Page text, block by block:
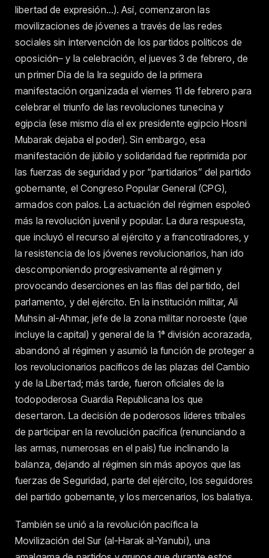
libertad de expresión…). Así, comenzaron las
movilizaciones de jóvenes a través de las redes
sociales sin intervención de los partidos políticos de
oposición– y la celebración, el jueves 3 de febrero, de
un primer Día de la Ira seguido de la primera
manifestación organizada el viernes 11 de febrero para
celebrar el triunfo de las revoluciones tunecina y
egipcia (ese mismo día el ex presidente egipcio Hosni
Mubarak dejaba el poder). Sin embargo, esa
manifestación de júbilo y solidaridad fue reprimida por
las fuerzas de seguridad y por “partidarios” del partido
gobernante, el Congreso Popular General (CPG),
armados con palos. La actuación del régimen espoleó
más la revolución juvenil y popular. La dura respuesta,
que incluyó el recurso al ejército y a francotiradores, y
la resistencia de los jóvenes revolucionarios, han ido
descomponiendo progresivamente al régimen y
provocando deserciones en las filas del partido, del
parlamento, y del ejército. En la institución militar, Ali
Muhsin al-Ahmar, jefe de la zona militar noroeste (que
incluye la capital) y general de la 1ª división acorazada,
abandonó al régimen y asumió la función de proteger a
los revolucionarios pacíficos de las plazas del Cambio
y de la Libertad; más tarde, fueron oficiales de la
todopoderosa Guardia Republicana los que
desertaron. La decisión de poderosos líderes tribales
de participar en la revolución pacífica (renunciando a
las armas, numerosas en el país) fue inclinando la
balanza, dejando al régimen sin más apoyos que las
fuerzas de Seguridad, parte del ejército, los seguidores
del partido gobernante, y los mercenarios, los balatiya.
También se unió a la revolución pacífica la
Movilización del Sur (al-Harak al-Yanubi), una